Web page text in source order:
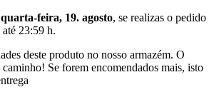
feira, 19. agosto, se realizas o pedido
23:59 h.
deste produto no nosso armazém. O
caminho! Se forem encomendados mais, isto